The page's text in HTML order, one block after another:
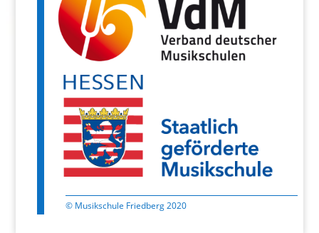
© Musikschule Friedberg 2020